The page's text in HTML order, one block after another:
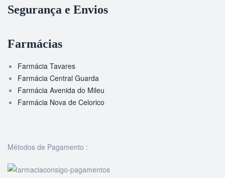
Segurança e Envios
Farmácias
Farmácia Tavares
Farmácia Central Guarda
Farmácia Avenida do Mileu
Farmácia Nova de Celorico
Métodos de Pagamento :